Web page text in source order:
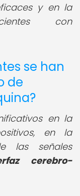
y en la
con
se han
de
en la
en la
las señales
cerebro-